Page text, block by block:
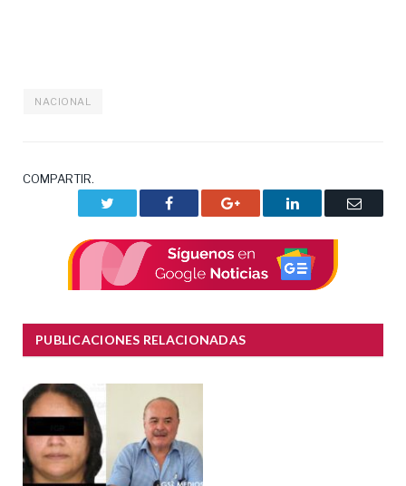
NACIONAL
COMPARTIR.
Facebook Google+ LinkedIn
Correo
PUBLICACIONES RELACIONADAS